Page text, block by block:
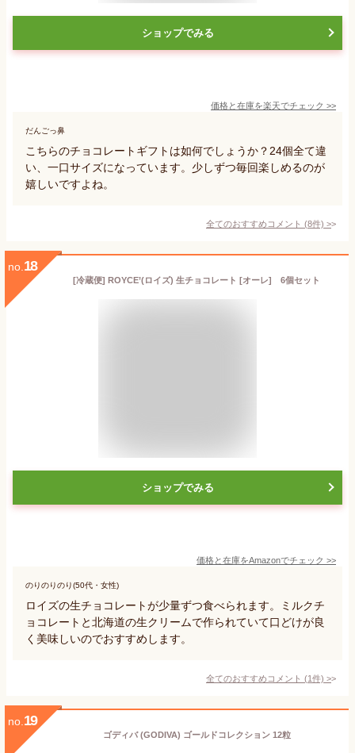
ショップでみる
価格と在庫を楽天でチェック >>
だんごっ鼻
こちらのチョコレートギフトは如何でしょうか？24個全て違
い、一口サイズになっています。少しずつ毎回楽しめるのが
嬉しいですよね。
全てのおすすめコメント (8件) >
no. 18
[冷蔵便] ROYCE’(ロイズ) 生チョコレート [オーレ] 6個セット
ショップでみる
価格と在庫をAmazonでチェック >>
のりのりのり(50代・女性)
ロイズの生チョコレートが少量ずつ食べられます。ミルクチ
ョコレートと北海道の生クリームで作られていて口どけが良
く美味しいのでおすすめします。
全てのおすすめコメント (1件) >
no. 19
ゴディバ (GODIVA) ゴールドコレクション 12粒